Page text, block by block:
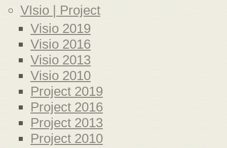
VIsio | Project
Visio 2019
Visio 2016
Visio 2013
Visio 2010
Project 2019
Project 2016
Project 2013
Project 2010